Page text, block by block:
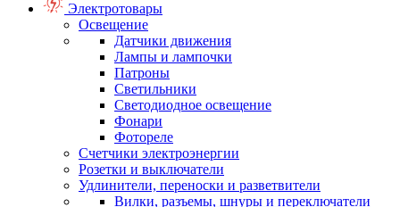
Электротовары
Освещение
Датчики движения
Лампы и лампочки
Патроны
Светильники
Светодиодное освещение
Фонари
Фотореле
Счетчики электроэнергии
Розетки и выключатели
Удлинители, переноски и разветвители
Вилки, разъемы, шнуры и переключатели